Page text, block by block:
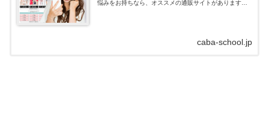
悩みをお持ちなら、オススメの通販サイトがあります！
caba-school.jp